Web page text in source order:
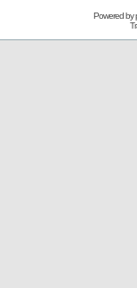
Powered by